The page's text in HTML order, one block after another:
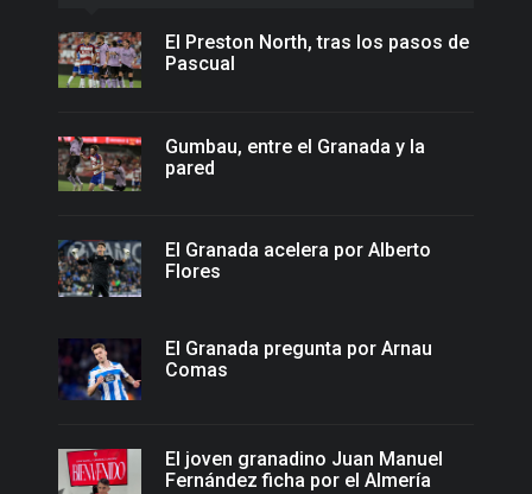
El Preston North, tras los pasos de
Pascual
Gumbau, entre el Granada y la
pared
El Granada acelera por Alberto
Flores
El Granada pregunta por Arnau
Comas
El joven granadino Juan Manuel
Fernández ficha por el Almería